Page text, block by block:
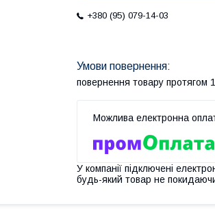
+380 (95) 079-14-03
повернення товару протягом
У компанії підключені
будь-який товар не